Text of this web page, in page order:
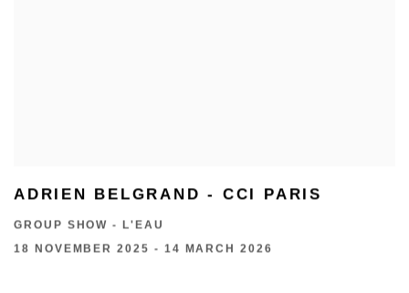
ADRIEN BELGRAND - CCI PARIS
GROUP SHOW - L'EAU
18 NOVEMBER 2025 - 14 MARCH 2026